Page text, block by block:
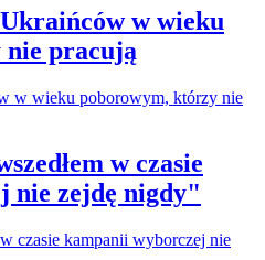
w wieku
pracują
w czasie
nie zejdę nigdy"